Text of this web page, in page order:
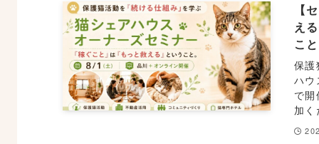
【
え
こと
保護
ハ
で
加